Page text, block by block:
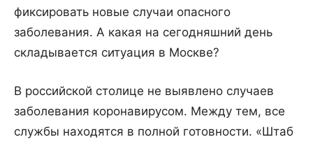
фиксировать новые случаи опасного
заболевания. А какая на сегодняшний день
складывается ситуация в Москве?
В российской столице не выявлено случаев
заболевания коронавирусом. Между тем, все
службы находятся в полной готовности. «Штаб